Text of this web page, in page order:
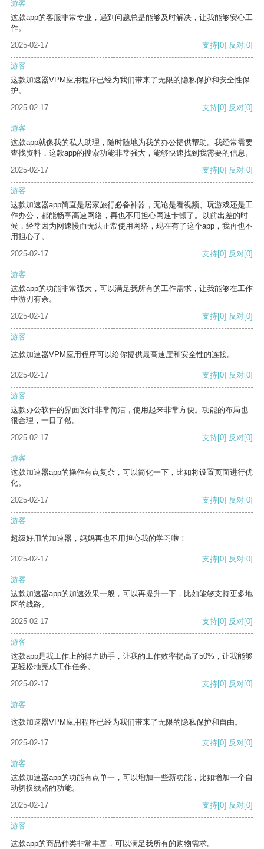
游客
这款app的客服非常专业，遇到问题总是能够及时解决，让我能够安心工
作。
2025-02-17
支持[0] 反对[0]
游客
这款加速器VPM应用程序已经为我们带来了无限的隐私保护和安全性保
护。
2025-02-17
支持[0] 反对[0]
游客
这款app就像我的私人助理，随时随地为我的办公提供帮助。我经常需要
查找资料，这款app的搜索功能非常强大，能够快速找到我需要的信息。
2025-02-17
支持[0] 反对[0]
游客
这款加速器app简直是居家旅行必备神器，无论是看视频、玩游戏还是工
作办公，都能畅享高速网络，再也不用担心网速卡顿了。以前出差的时
候，经常因为网速慢而无法正常使用网络，现在有了这个app，我再也不
用担心了。
2025-02-17
支持[0] 反对[0]
游客
这款app的功能非常强大，可以满足我所有的工作需求，让我能够在工作
中游刃有余。
2025-02-17
支持[0] 反对[0]
游客
这款加速器VPM应用程序可以给你提供最高速度和安全性的连接。
2025-02-17 支持[0] 反对[0]
游客
这款办公软件的界面设计非常简洁，使用起来非常方便。功能的布局也
很合理，一目了然。
2025-02-17
支持[0] 反对[0]
游客
这款加速器app的操作有点复杂，可以简化一下，比如将设置页面进行优
化。
2025-02-17
支持[0] 反对[0]
游客
超级好用的加速器，妈妈再也不用担心我的学习啦！
2025-02-17 支持[0] 反对[0]
游客
这款加速器app的加速效果一般，可以再提升一下，比如能够支持更多地
区的线路。
2025-02-17
支持[0] 反对[0]
游客
这款app是我工作上的得力助手，让我的工作效率提高了50%，让我能够
更轻松地完成工作任务。
2025-02-17
支持[0] 反对[0]
游客
这款加速器VPM应用程序已经为我们带来了无限的隐私保护和自由。
2025-02-17 支持[0] 反对[0]
游客
这款加速器app的功能有点单一，可以增加一些新功能，比如增加一个自
动切换线路的功能。
2025-02-17
支持[0] 反对[0]
游客
这款app的商品种类非常丰富，可以满足我所有的购物需求。